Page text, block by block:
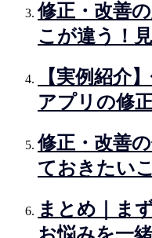
修正・改善
こが違う！
【実例紹介
アプリの修
修正・改善
ておきたい
まとめ｜ま